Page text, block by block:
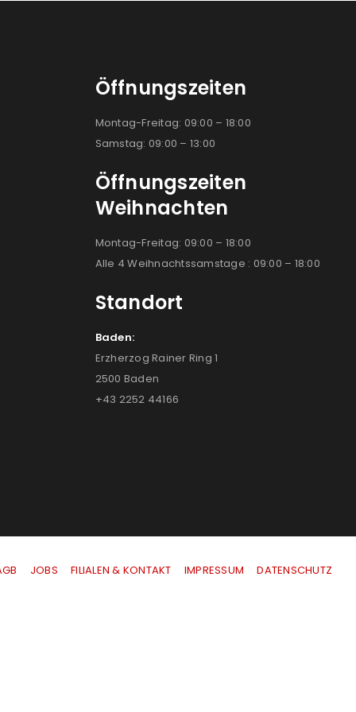
Öffnungszeiten
Montag-Freitag: 09:00 – 18:00
Samstag: 09:00 – 13:00
Öffnungszeiten
Weihnachten
Montag-Freitag: 09:00 – 18:00
Alle 4 Weihnachtssamstage : 09:00 – 18:00
Standort
Baden:
Erzherzog Rainer Ring 1
2500 Baden
+43 2252 44166
JOBS FILIALEN & KONTAKT IMPRESSUM |DATENSCHUTZ